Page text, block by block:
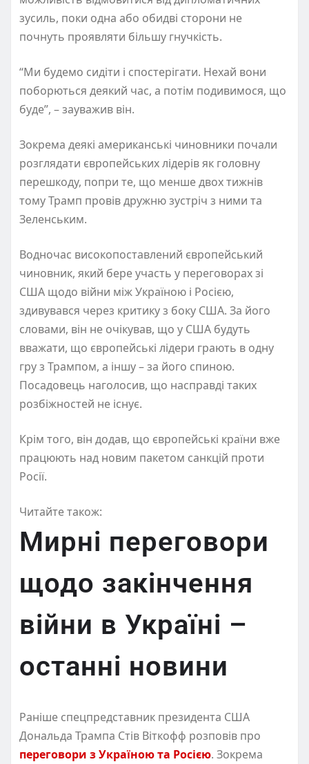
зусиль, поки одна або обидві сторони не
почнуть проявляти більшу гнучкість.
“Ми будемо сидіти і спостерігати. Нехай вони
поборються деякий час, а потім подивимося, що
буде”, – зауважив він.
Зокрема деякі американські чиновники почали
розглядати європейських лідерів як головну
перешкоду, попри те, що менше двох тижнів
тому Трамп провів дружню зустріч з ними та
Зеленським.
Водночас високопоставлений європейський
чиновник, який бере участь у переговорах зі
США щодо війни між Україною і Росією,
здивувався через критику з боку США. За його
словами, він не очікував, що у США будуть
вважати, що європейські лідери грають в одну
гру з Трампом, а іншу – за його спиною.
Посадовець наголосив, що насправді таких
розбіжностей не існує.
Крім того, він додав, що європейські країни вже
працюють над новим пакетом санкцій проти
Росії.
Читайте також:
Мирні переговори
щодо закінчення
війни в Україні –
останні новини
Раніше спецпредставник президента США
Дональда Трампа Стів Віткофф розповів про
переговори з Україною та Росією. Зокрема